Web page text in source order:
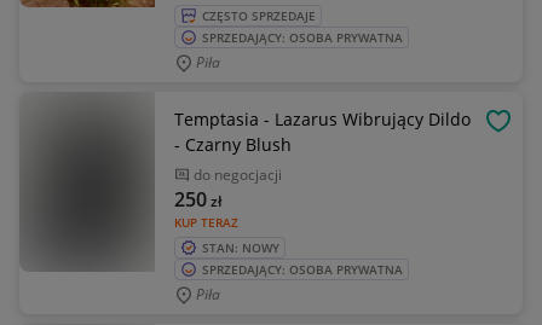
CZĘSTO SPRZEDAJE
SPRZEDAJĄCY: OSOBA PRYWATNA
Piła
Temptasia - Lazarus Wibrujący Dildo
- Czarny Blush
do negocjacji
KUP TERAZ
250zł
STAN: NOWY
SPRZEDAJĄCY: OSOBA PRYWATNA
Piła